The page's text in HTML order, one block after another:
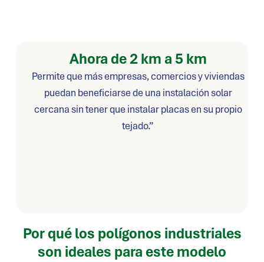
Ahora de 2 km a 5 km
Permite que más empresas, comercios y viviendas
puedan beneficiarse de una instalación solar
cercana sin tener que instalar placas en su propio
tejado.”
Por qué los polígonos industriales
son ideales para este modelo